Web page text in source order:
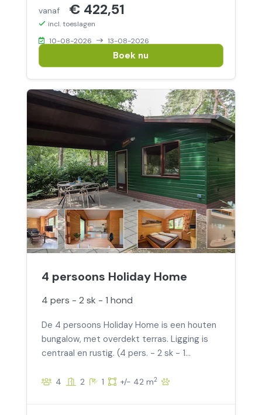
vanaf € 422,51
incl. toeslagen
10-08-2026
13-08-2026
Boek nu
4 persoons Holiday Home
4 pers - 2 sk - 1 hond
De 4 persoons Holiday Home is een houten
bungalow, met overdekt terras. Ligging is
centraal en rustig. (4 pers. - 2 sk - 1
4 2 1 +/- 42 m2